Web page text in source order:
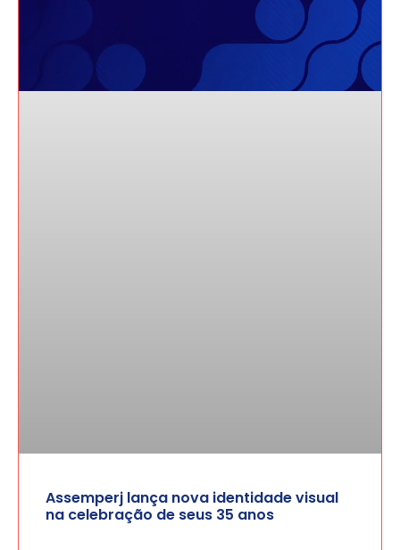
Assemperj lança nova identidade visual
na celebração de seus 35 anos